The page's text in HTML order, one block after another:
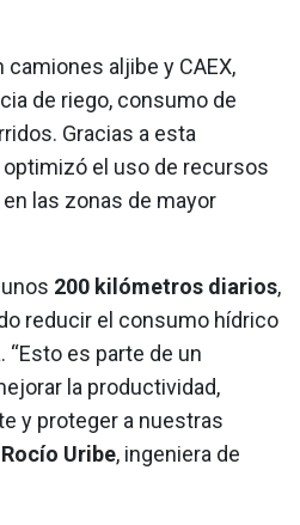
aljibe y CAEX,
de riego, consumo de
Gracias a esta
el uso de recursos
las zonas de mayor
200 kilómetros diarios,
reducir el consumo hídrico
es parte de un
la productividad,
y proteger a nuestras
Rocío Uribe, ingeniera de